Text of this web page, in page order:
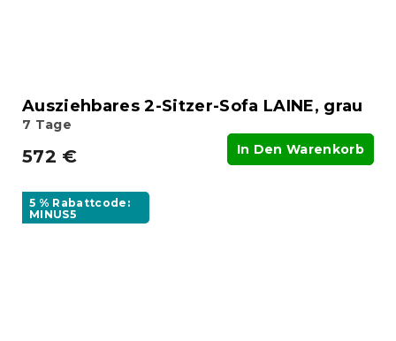
Ausziehbares 2-Sitzer-Sofa LAINE, grau
7 Tage
572 € In Den Warenkorb
5 % Rabattcode:
MINUS5